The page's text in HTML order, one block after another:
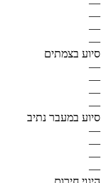
—
—
—
סיוע בצמתים
—
—
—
—
סיוע במעבר נתיב
—
—
—
—